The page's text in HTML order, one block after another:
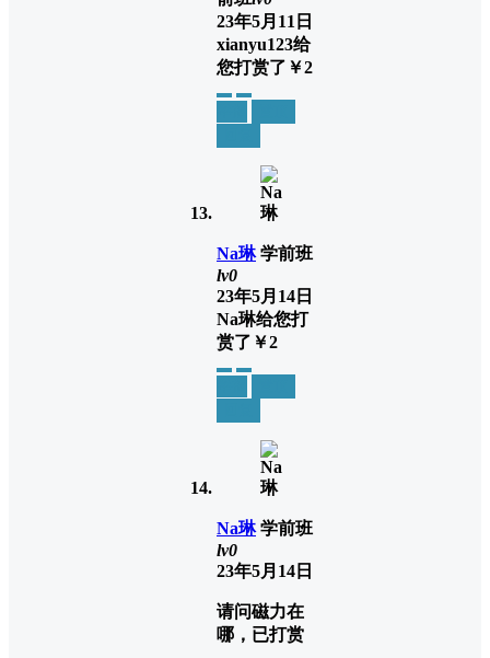
23年5月11日
xianyu123给
您打赏了 ￥2
Na琳 学前班
lv0
23年5月14日
Na琳给您打
赏了 ￥2
Na琳 学前班
lv0
23年5月14日
请问磁力在
哪，已打赏